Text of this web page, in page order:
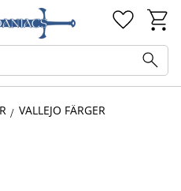
VALLEJO FÄRGER